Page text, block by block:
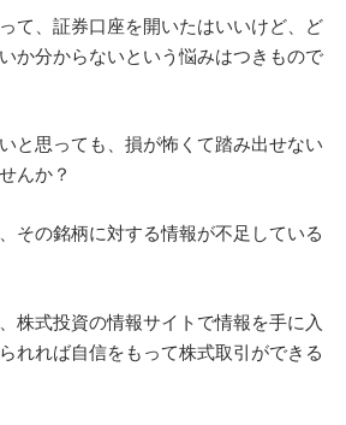
て、証券口座を開いたはいいけど、ど
か分からないという悩みはつきもので
と思っても、損が怖くて踏み出せない
んか？
その銘柄に対する情報が不足している
株式投資の情報サイトで情報を手に入
れれば自信をもって株式取引ができる